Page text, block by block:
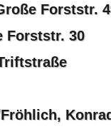
Forststr.
Forststr. 30